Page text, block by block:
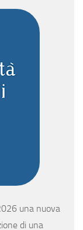
una nuova
di una